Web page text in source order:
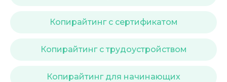
Копирайтинг с сертификатом
Копирайтинг с трудоустройством
Копирайтинг для начинающих
Стоимость *